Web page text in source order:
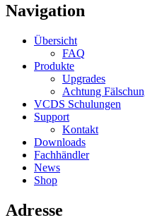
Navigation
Übersicht
FAQ
Produkte
Upgrades
Achtung
VCDS Schulungen
Support
Kontakt
Downloads
Fachhändler
News
Shop
Adresse